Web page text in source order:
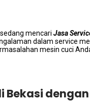
mencari Jasa
dalam service
mesin cuci
Bekasi